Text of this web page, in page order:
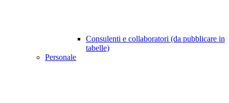
Consulenti e collaboratori (da pubblicare in
tabelle)
Personale